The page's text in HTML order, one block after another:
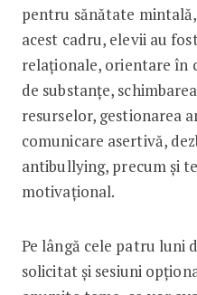
pentru sănătate
acest cadru, elevii au
relaționale, orientare în
de substanțe,
resurselor, gestionarea
comunicare asertivă,
antibullying, precum și
motivațional.
Pe lângă cele patru luni
solicitat și sesiuni